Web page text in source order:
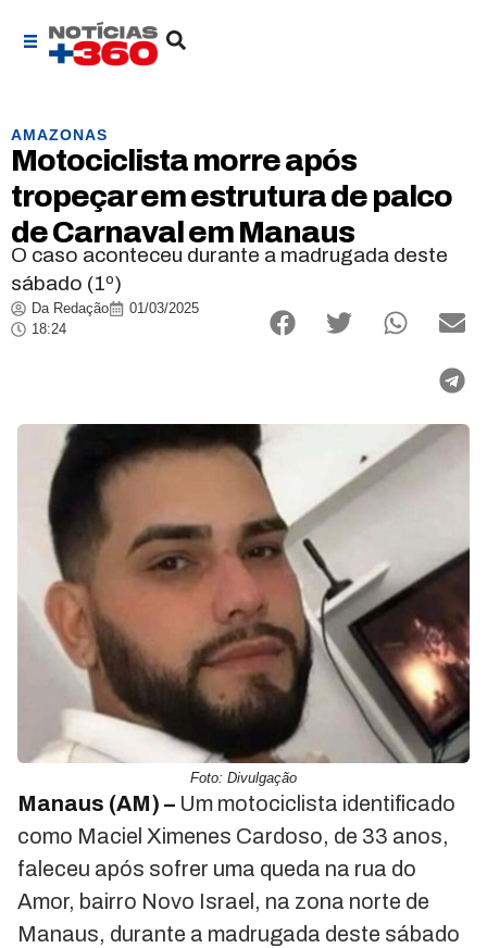
AMAZONAS
Motociclista morre após
tropeçar em estrutura de palco
de Carnaval em Manaus
O caso aconteceu durante a madrugada deste
sábado (1º)
Da Redação
01/03/2025
18:24
Foto: Divulgação
Manaus (AM) – Um motociclista identificado
como Maciel Ximenes Cardoso, de 33 anos,
faleceu após sofrer uma queda na rua do
Amor, bairro Novo Israel, na zona norte de
Manaus, durante a madrugada deste sábado